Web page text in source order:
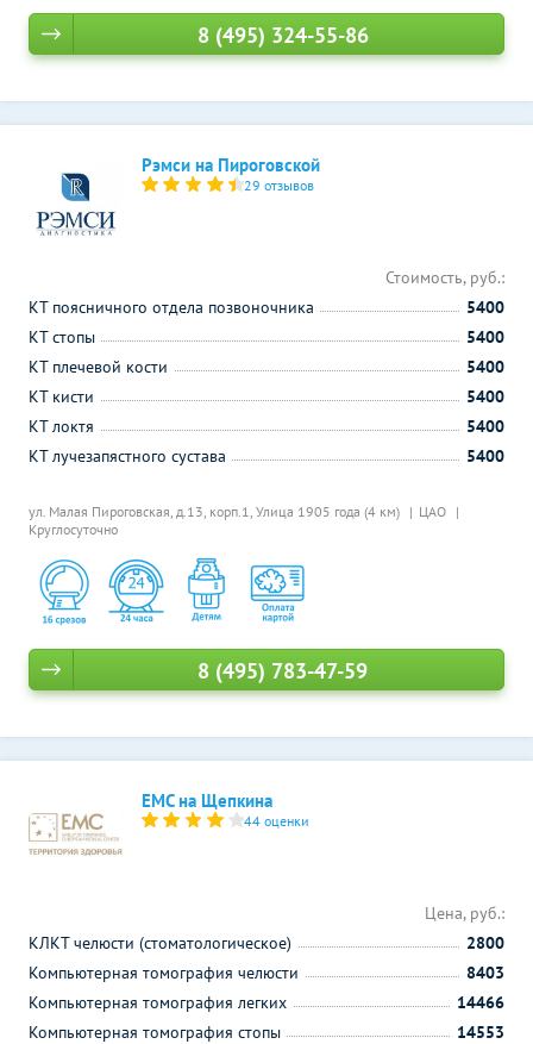
8 (495) 324-55-86
Рэмси на Пироговской
29 отзывов
ул. Малая Пироговская, д.13, корп.1, Улица 1905 года (4 км)
ЦАО
Круглосуточно
Стоимость, руб.:
КТ поясничного отдела позвоночника
5400
КТ стопы
5400
КТ плечевой кости
5400
КТ кисти
5400
КТ локтя
5400
КТ лучезапястного сустава
5400
8 (495) 783-47-59
ЕМС на Щепкина
44 оценки
Цена, руб.:
КЛКТ челюсти (стоматологическое)
2800
Компьютерная томография челюсти
8403
Компьютерная томография легких
14466
Компьютерная томография стопы
14553